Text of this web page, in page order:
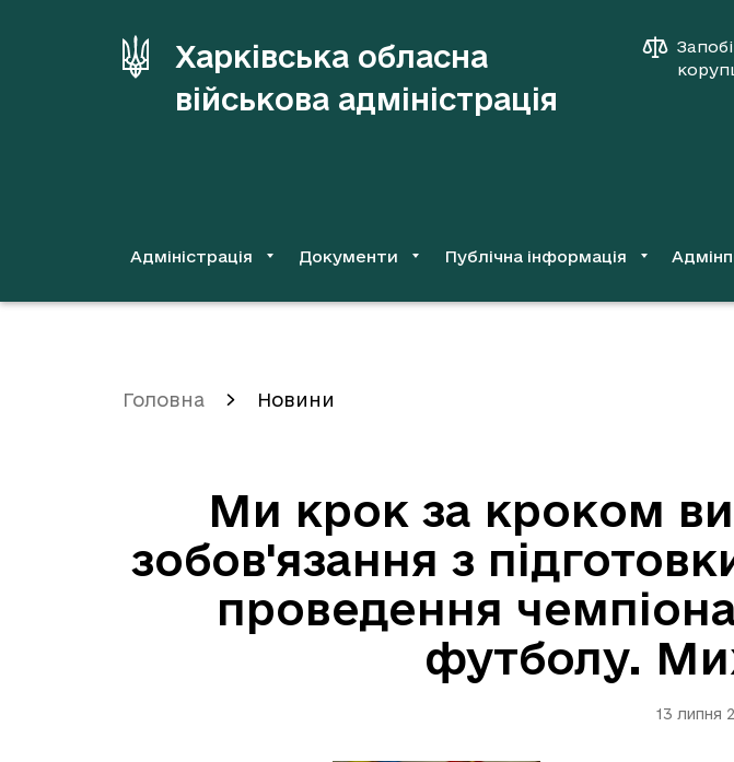
Харківська обласна
військова адміністрація
Адміністрація Документи Публічна інформація
Головна Новини
Ми крок за кроком
зобов'язання з
проведення
футболу.
13 липня